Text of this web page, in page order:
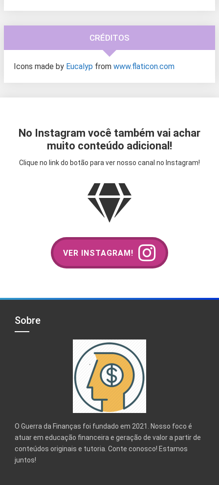
CRÉDITOS
Icons made by Eucalyp from www.flaticon.com
No Instagram você também vai achar
muito conteúdo adicional!
Clique no link do botão para ver nosso canal no Instagram!
VER INSTAGRAM!
Sobre
O Guerra da Finanças foi fundado em 2021. Nosso foco é
atuar em educação financeira e geração de valor a partir de
conteúdos originais e tutoria. Conte conosco! Estamos
juntos!